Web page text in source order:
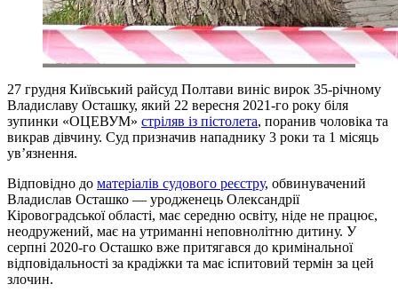
27 грудня Київський райсуд Полтави виніс вирок 35-річному
Владиславу Осташку, який 22 вересня 2021-го року біля
зупинки «ОЦЕВУМ» стріляв із пістолета, поранив чоловіка та
викрав дівчину. Суд призначив нападнику 3 роки та 1 місяць
ув’язнення.
Відповідно до матеріалів судового реєстру, обвинувачений
Владислав Осташко — уродженець Олександрії
Кіровоградської області, має середню освіту, ніде не працює,
неодружений, має на утриманні неповнолітню дитину. У
серпні 2020-го Осташко вже притягався до кримінальної
відповідальності за крадіжки та має іспитовий термін за цей
злочин.